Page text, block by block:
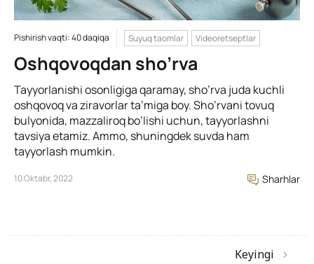
Pishirish vaqti: 40 daqiqa Suyuq taomlar Videoretseptlar
Oshqovoqdan sho’rva
Tayyorlanishi osonligiga qaramay, sho’rva juda kuchli
oshqovoq va ziravorlar ta’miga boy. Sho’rvani tovuq
bulyonida, mazzaliroq bo’lishi uchun, tayyorlashni
tavsiya etamiz. Ammo, shuningdek suvda ham
tayyorlash mumkin.
10 Oktabr, 2022 Sharhlar
Keyingi